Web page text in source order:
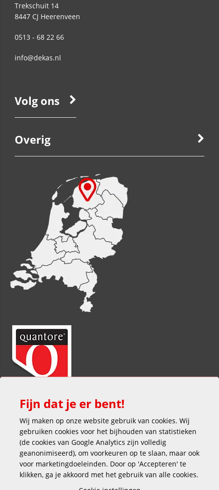
Trekschuit 14
8447 CJ Heerenveen
0513 - 68 22 66
info@dekas.nl
Volg ons
Overig
Veilig en gemakkelijk betalen
Fijn dat je er bent!
Wij maken op onze website gebruik van cookies. Wij
gebruiken cookies voor het bijhouden van statistieken
(de cookies van Google Analytics zijn volledig
geanonimiseerd), om voorkeuren op te slaan, maar ook
voor marketingdoeleinden. Door op 'Accepteren' te
klikken, ga je akkoord met het gebruik van alle cookies.